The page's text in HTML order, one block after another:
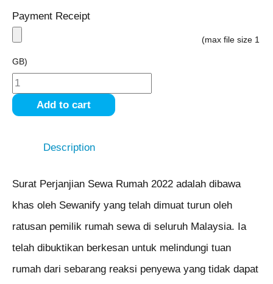
Payment Receipt
(max file size 1
GB)
Add to cart
Description
Surat Perjanjian Sewa Rumah 2022 adalah dibawa
khas oleh Sewanify yang telah dimuat turun oleh
ratusan pemilik rumah sewa di seluruh Malaysia. Ia
telah dibuktikan berkesan untuk melindungi tuan
rumah dari sebarang reaksi penyewa yang tidak dapat